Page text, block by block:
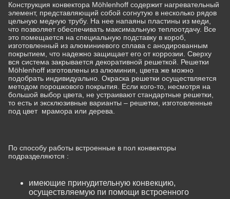
Конструкция конвектора Möhlenhoff содержит нагревательный
элемент, представляющий собой согнутую в несколько рядов
цельную медную трубу. На нее напаяны пластины из меди,
что позволяет обеспечивать максимальную теплоотдачу. Все
это помещается на специальную подставку в короб,
изготовленный из алюминиевого сплава с анодированным
покрытием, что надежно защищает его от коррозии. Сверху
вся система закрывается декоративной решеткой. Решетки
Möhlenhoff изготовлены из алюминия, цвета же можно
подобрать индивидуально. Окраска решетки осуществляется
методом порошкового покрытия. Если кого-то, несмотря на
большой выбор цвета, не устраивают стандартные решетки,
то есть и эксклюзивные варианты – решетки, изготовленные
под цвет мрамора или дерева.
По способу работы встроенные в пол конвекторы
подразделяются :
имеющие принудительную конвекцию,
осуществляемую пи помощи встроенного